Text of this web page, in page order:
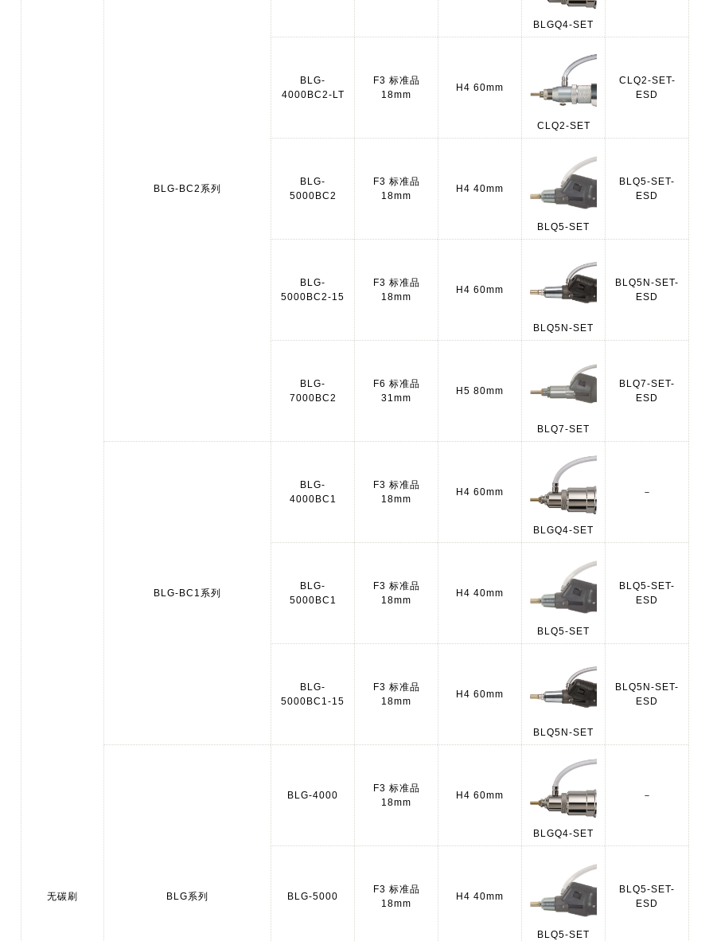
无碳刷
BLG-BC2系列
BLGQ4-SET
BLG-
4000BC2-LT
F3 标准品
18mm
H4 60mm
CLQ2-SET
CLQ2-SET-
ESD
BLG-
5000BC2
F3 标准品
18mm
H4 40mm
BLQ5-SET
BLQ5-SET-
ESD
BLG-
5000BC2-15
F3 标准品
18mm
H4 60mm
BLQ5N-SET
BLQ5N-SET-
ESD
BLG-
7000BC2
F6 标准品
31mm
H5 80mm
BLQ7-SET
BLQ7-SET-
ESD
BLG-BC1系列
BLG-
4000BC1
F3 标准品
18mm
H4 60mm
BLGQ4-SET
－
BLG-
5000BC1
F3 标准品
18mm
H4 40mm
BLQ5-SET
BLQ5-SET-
ESD
BLG-
5000BC1-15
F3 标准品
18mm
H4 60mm
BLQ5N-SET
BLQ5N-SET-
ESD
BLG系列
BLG-4000
F3 标准品
18mm
H4 60mm
BLGQ4-SET
－
BLG-5000
F3 标准品
18mm
H4 40mm
BLQ5-SET
BLQ5-SET-
ESD